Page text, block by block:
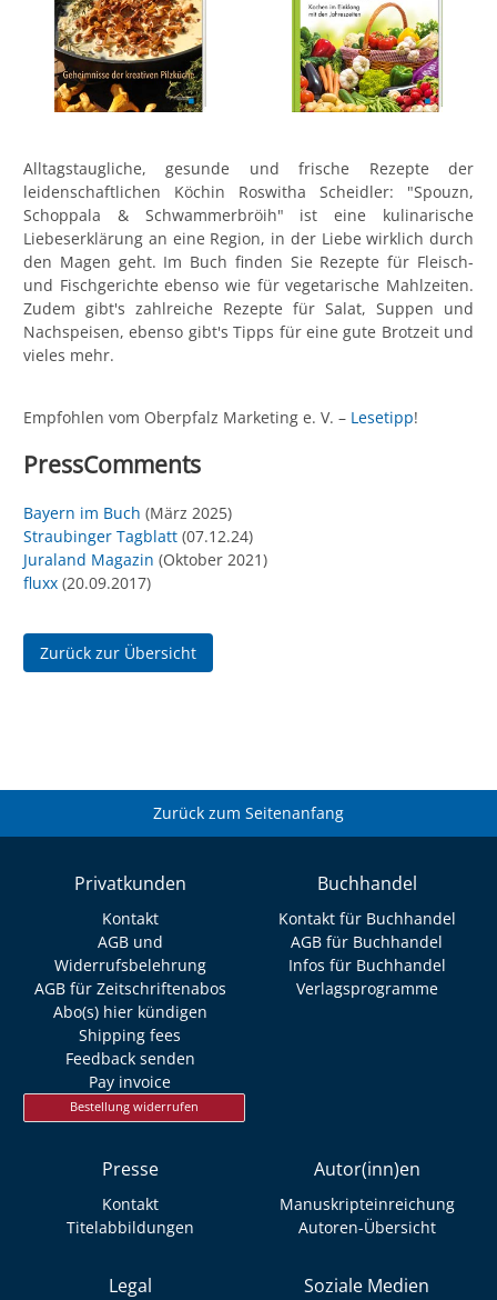
Alltagstaugliche, gesunde und frische Rezepte der
leidenschaftlichen Köchin Roswitha Scheidler: "Spouzn,
Schoppala & Schwammerbröih" ist eine kulinarische
Liebeserklärung an eine Region, in der Liebe wirklich durch
den Magen geht. Im Buch finden Sie Rezepte für Fleisch-
und Fischgerichte ebenso wie für vegetarische Mahlzeiten.
Zudem gibt's zahlreiche Rezepte für Salat, Suppen und
Nachspeisen, ebenso gibt's Tipps für eine gute Brotzeit und
vieles mehr.
Empfohlen vom Oberpfalz Marketing e. V. – Lesetipp!
PressComments
Bayern im Buch (März 2025)
Straubinger Tagblatt (07.12.24)
Juraland Magazin (Oktober 2021)
fluxx (20.09.2017)
Zurück zur Übersicht
Zurück zum Seitenanfang
Privatkunden
Kontakt
AGB und
Widerrufsbelehrung
AGB für Zeitschriftenabos
Abo(s) hier kündigen
Shipping fees
Feedback senden
Pay invoice
Bestellung widerrufen
Buchhandel
Kontakt für Buchhandel
AGB für Buchhandel
Infos für Buchhandel
Verlagsprogramme
Presse
Kontakt
Titelabbildungen
Autor(inn)en
Manuskripteinreichung
Autoren-Übersicht
Legal Soziale Medien